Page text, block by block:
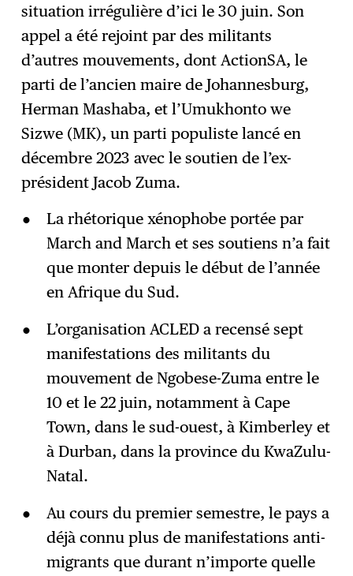
situation irrégulière d’ici le 30 juin. Son
appel a été rejoint par des militants
d’autres mouvements, dont ActionSA, le
parti de l’ancien maire de Johannesburg,
Herman Mashaba, et l’Umukhonto we
Sizwe (MK), un parti populiste lancé en
décembre 2023 avec le soutien de l’ex-
président Jacob Zuma.
La rhétorique xénophobe portée par
March and March et ses soutiens n’a fait
que monter depuis le début de l’année
en Afrique du Sud.
L’organisation ACLED a recensé sept
manifestations des militants du
mouvement de Ngobese-Zuma entre le
10 et le 22 juin, notamment à Cape
Town, dans le sud-ouest, à Kimberley et
à Durban, dans la province du KwaZulu-
Natal.
Au cours du premier semestre, le pays a
déjà connu plus de manifestations anti-
migrants que durant n’importe quelle